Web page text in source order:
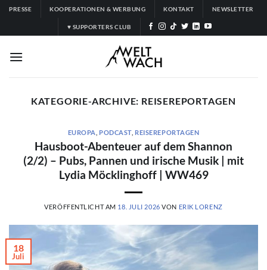
Zum
springen
PRESSE KOOPERATIONEN & WERBUNG KONTAKT NEWSLETTER
♥ SUPPORTERS CLUB
KATEGORIE-ARCHIVE: REISEREPORTAGEN
EUROPA PODCAST, REISEREPORTAGEN
Hausboot-Abenteuer auf dem Shannon
(2/2) – Pubs, Pannen und irische Musik | mit
Lydia Möcklinghoff | WW469
VERÖFFENTLICHT AM 18. JULI 2026 VON ERIK LORENZ
18
Juli